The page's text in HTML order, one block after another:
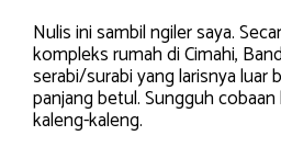
Nulis ini sambil ngiler saya.
kompleks rumah di Cimahi,
serabi/surabi yang larisnya luar
panjang betul. Sungguh
kaleng-kaleng.